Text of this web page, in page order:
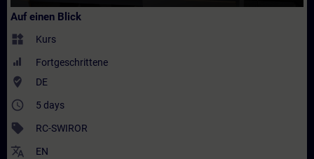
Auf einen Blick
widgets Kurs
Fortgeschrittene
where_to_vote DE
access_time 5 days
sell RC-SWIROR
translate EN